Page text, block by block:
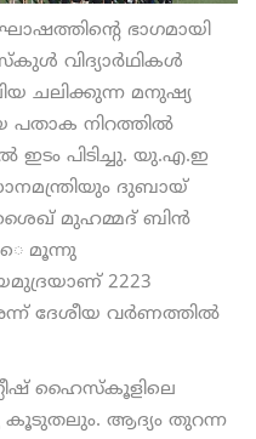
ഭാഗമായി
വിദ്യാര്‍ഥികള്‍
ചലിക്കുന്ന മനുഷ്യ
പതാക നിറത്തില്‍
ഇടം പിടിച്ചു. യു.എ.ഇ
ദുബായ്
ശൈഖ് മുഹമ്മദ് ബിന്‍
മൂന്നു
2223
ദേശീയ വര്‍ണത്തില്‍
ഹൈസ്‌കൂളിലെ
കൂടുതലും. ആദ്യം തുറന്ന